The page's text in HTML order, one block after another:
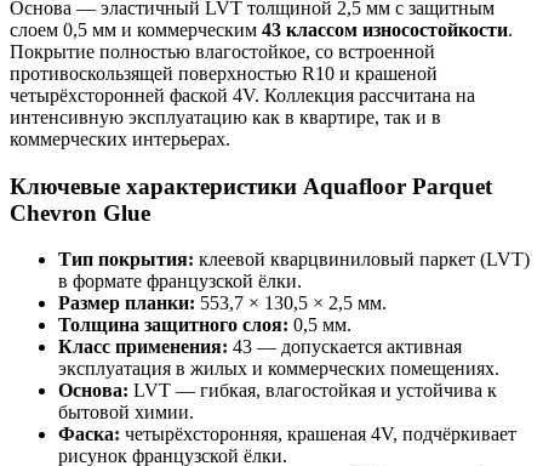
Основа — эластичный LVT толщиной 2,5 мм с защитным
слоем 0,5 мм и коммерческим 43 классом износостойкости.
Покрытие полностью влагостойкое, со встроенной
противоскользящей поверхностью R10 и крашеной
четырёхсторонней фаской 4V. Коллекция рассчитана на
интенсивную эксплуатацию как в квартире, так и в
коммерческих интерьерах.
Ключевые характеристики Aquafloor Parquet
Chevron Glue
Тип покрытия: клеевой кварцвиниловый паркет (LVT)
в формате французской ёлки.
Размер планки: 553,7 × 130,5 × 2,5 мм.
Толщина защитного слоя: 0,5 мм.
Класс применения: 43 — допускается активная
эксплуатация в жилых и коммерческих помещениях.
Основа: LVT — гибкая, влагостойкая и устойчива к
бытовой химии.
Фаска: четырёхсторонняя, крашеная 4V, подчёркивает
рисунок французской ёлки.